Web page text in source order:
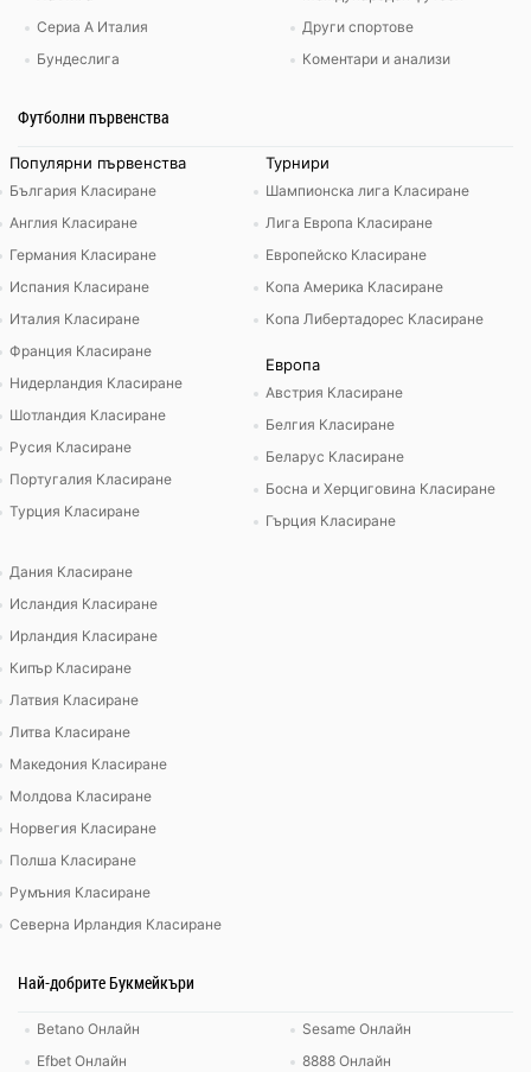
Сериа А Италия
Бундеслига
Други спортове
Коментари и анализи
Футболни първенства
Популярни първенства
България Класиране
Англия Класиране
Германия Класиране
Испания Класиране
Италия Класиране
Франция Класиране
Нидерландия Класиране
Шотландия Класиране
Русия Класиране
Португалия Класиране
Турция Класиране
Турнири
Шампионска лига Класиране
Лига Европа Класиране
Европейско Класиране
Копа Америка Класиране
Копа Либертадорес Класиране
Европа
Австрия Класиране
Белгия Класиране
Беларус Класиране
Босна и Херциговина Класиране
Гърция Класиране
Дания Класиране
Исландия Класиране
Ирландия Класиране
Кипър Класиране
Латвия Класиране
Литва Класиране
Македония Класиране
Молдова Класиране
Норвегия Класиране
Полша Класиране
Румъния Класиране
Северна Ирландия Класиране
Най-добрите Букмейкъри
Betano Онлайн
Efbet Онлайн
Sesame Онлайн
8888 Онлайн